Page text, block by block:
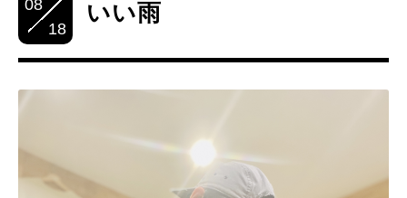
08
18
いい雨